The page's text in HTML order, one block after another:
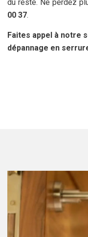
du reste. Ne perdez
00 37.
Faites appel à notre
dépannage en